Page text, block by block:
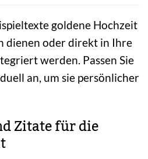
goldene Hochzeit
dienen oder direkt in Ihre
werden. Passen Sie
an, um sie persönlicher
Zitate für die